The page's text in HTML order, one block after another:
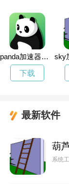
panda加速器传送门
下载
最新软件
葫
系统